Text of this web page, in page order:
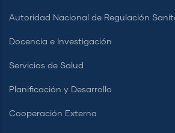
Autoridad Nacional de Regulación
Docencia e Investigación
Servicios de Salud
Planificación y Desarrollo
Cooperación Externa